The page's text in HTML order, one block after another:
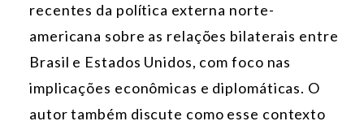
recentes da política externa norte-
americana sobre as relações bilaterais entre
Brasil e Estados Unidos, com foco nas
implicações econômicas e diplomáticas. O
autor também discute como esse contexto